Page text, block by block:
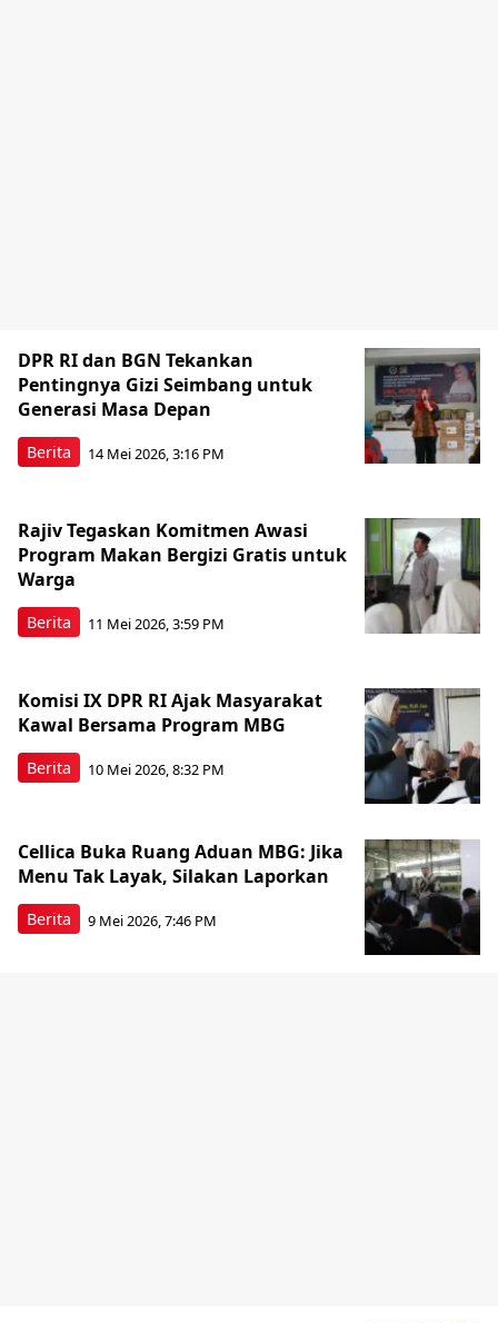
Berita
DPR RI dan BGN Tekankan
Pentingnya Gizi Seimbang untuk
Generasi Masa Depan
14 Mei 2026, 3:16 PM
Berita
Rajiv Tegaskan Komitmen Awasi
Program Makan Bergizi Gratis untuk
Warga
11 Mei 2026, 3:59 PM
Berita
Komisi IX DPR RI Ajak Masyarakat
Kawal Bersama Program MBG
10 Mei 2026, 8:32 PM
Berita
Cellica Buka Ruang Aduan MBG: Jika
Menu Tak Layak, Silakan Laporkan
9 Mei 2026, 7:46 PM